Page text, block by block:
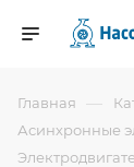
Главная —
Асинхронные